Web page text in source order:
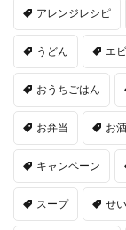
アレンジレシピ
うどん エ
おうちごはん
お弁当 お酒
キャンペーン
スープ せ